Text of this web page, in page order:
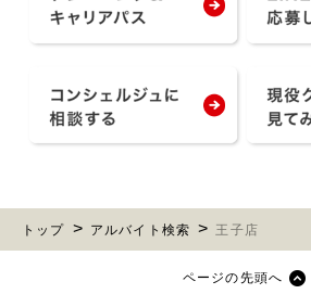
トップ アルバイト検索 王子店
ページの先頭へ